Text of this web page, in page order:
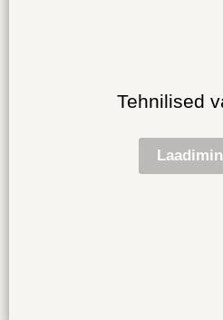
Tehnilised